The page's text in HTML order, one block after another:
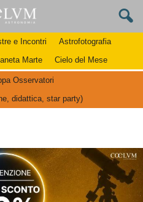
e Incontri
Astrofotografia
Marte Cielo del Mese
Osservatori
didattica, star party)